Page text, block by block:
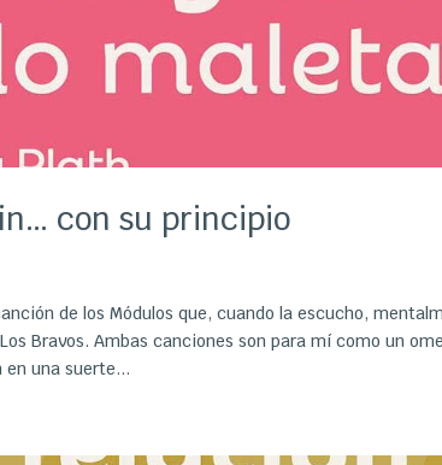
con su principio
de los Módulos que, cuando la escucho,
Bravos. Ambas canciones son para mí como un
en una suerte...